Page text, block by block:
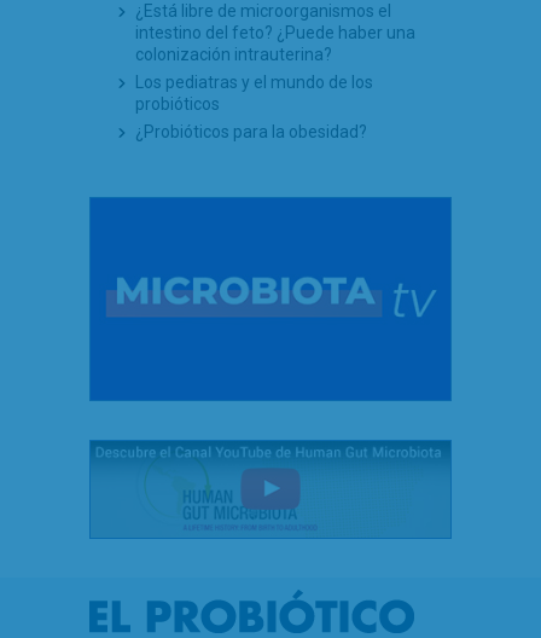
¿Está libre de microorganismos el
intestino del feto? ¿Puede haber una
colonización intrauterina?
Los pediatras y el mundo de los
probióticos
¿Probióticos para la obesidad?